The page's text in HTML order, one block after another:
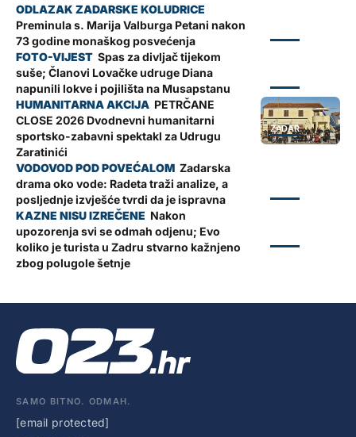
Preminula s. Marija Valburga Petani nakon
73 godine monaškog posvećenja
Spas za divljač tijekom
suše; Članovi Lovačke udruge Diana
napunili lokve i pojilišta na Musapstanu
ZADAR
PETRČANE
CLOSE 2026 Dvodnevni humanitarni
sportsko-zabavni spektakl za Udrugu
Zaratinići
Zadarska
drama oko vode: Radeta traži analize, a
posljednje izvješće tvrdi da je ispravna
Nakon
upozorenja svi se odmah odjenu; Evo
koliko je turista u Zadru stvarno kažnjeno
zbog polugole šetnje
SAMO BITNO. ODMAH.
[email protected]